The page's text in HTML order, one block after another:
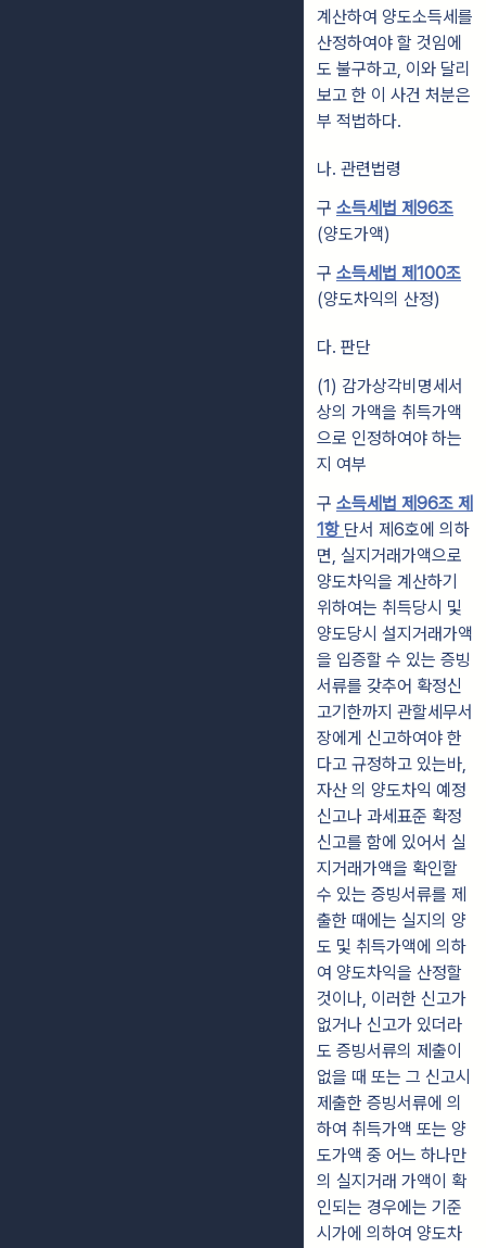
계산하여 양도소득세를
산정하여야 할 것임에
도 불구하고, 이와 달리
보고 한 이 사건 처분은
부 적법하다.
나. 관련법령
구 소득세법 제96조
(양도가액)
구 소득세법 제100조
(양도차익의 산정)
다. 판단
(1) 감가상각비명세서
상의 가액을 취득가액
으로 인정하여야 하는
지 여부
구 소득세법 제96조 제
1항 단서 제6호에 의하
면, 실지거래가액으로
양도차익을 계산하기
위하여는 취득당시 및
양도당시 설지거래가액
을 입증할 수 있는 증빙
서류를 갖추어 확정신
고기한까지 관할세무서
장에게 신고하여야 한
다고 규정하고 있는바,
자산 의 양도차익 예정
신고나 과세표준 확정
신고를 함에 있어서 실
지거래가액을 확인할
수 있는 증빙서류를 제
출한 때에는 실지의 양
도 및 취득가액에 의하
여 양도차익을 산정할
것이나, 이러한 신고가
없거나 신고가 있더라
도 증빙서류의 제출이
없을 때 또는 그 신고시
제출한 증빙서류에 의
하여 취득가액 또는 양
도가액 중 어느 하나만
의 실지거래 가액이 확
인되는 경우에는 기준
시가에 의하여 양도차